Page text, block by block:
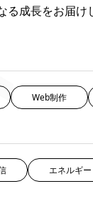
成長をお届け
Web制作
エネルギー